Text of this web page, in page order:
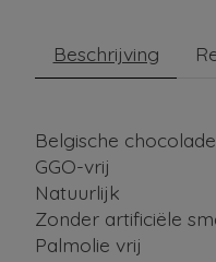
Beschrijving
Belgische chocolade
GGO-vrij
Natuurlijk
Zonder artificiële
Palmolie vrij